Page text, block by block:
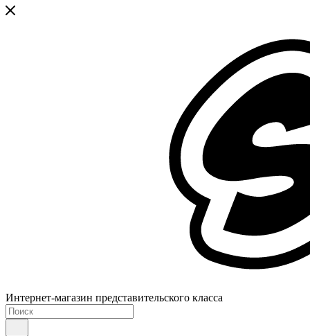
Интернет-магазин представительского класса